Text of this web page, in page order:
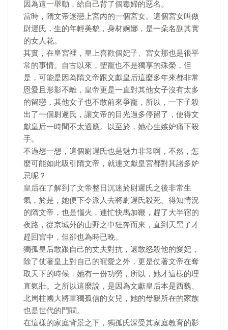
因為這一舉動，給自己背了個毒婦的惡名。
當時，隋文帝迷戀上宮內的一個宮女。這個宮女叫做
尉遲氏，生的年輕美貌，身材婀娜，是一朵名副其實
的女人花。
其實，在皇宮裡，皇上喜歡個妃子、宮女那也是很平
常的事情。自古以來，聖寵也不是獨享的殊榮，但
是，可能是因為隋文帝跟文獻皇后這麼多年來都非常
恩愛且形影不離，皇帝更是一直對其他女子沒有太多
的留戀，其他女子也不敢前來爭寵，所以，一下子殺
出了一個尉遲氏，讓文帝的目光過多停留了，使得文
獻皇后一時間不太適應。以至於，她心生嫉妒痛下殺
手。
不過想一想，這個尉遲氏也是魅力非常啊，不然，怎
麼可能如此吸引隋文帝，就連文獻皇宮都對其諸多妒
忌呢？
皇后在了解到了文帝整日沉迷於尉遲氏之後非常生
氣，於是，她便下令派人去將尉遲氏殺死。得知情況
的隋文帝，也是惱火，連忙快馬加鞭，趕了大半宿的
夜路，從京城外的山野之中狂奔而來，直到天黑了才
趕回宮中，但卻也為時已晚。
獨孤皇后敢跟自己的丈夫對抗，還敢怒殺他的愛妃，
除了仗著皇上對自己的寵愛之外，更是仗著文帝在奪
取天下的時候，她有一份功勞，所以，她才這樣的理
直氣壯。之所以這麼說，是因為文獻皇后本是西魏、
北周柱國大將軍獨孤信的女兒，她的母親所在的家族
也是世代的門閥。
在這樣的家庭背景之下，獨孤氏深受其家庭教育的影